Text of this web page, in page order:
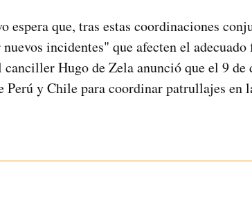
que, tras estas coordinaciones
incidentes" que afecten el
Hugo de Zela anunció que el 9 de
y Chile para coordinar patrullajes en